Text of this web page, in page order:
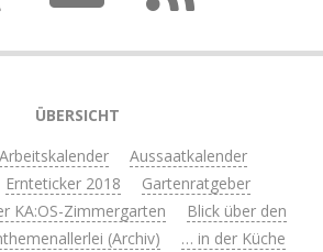
ÜBERSICHT
Arbeitskalender
Aussaatkalender
Ernteticker 2018
Gartenratgeber
KA:OS-Zimmergarten
Blick über den
(Archiv)
… in der Küche